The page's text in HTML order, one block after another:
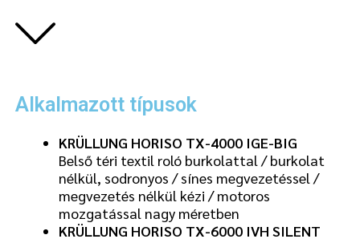
Alkalmazott típusok
KRÜLLUNG HORISO TX-4000 IGE-BIG
Belső téri textil roló burkolattal / burkolat
nélkül, sodronyos / sínes megvezetéssel /
megvezetés nélkül kézi / motoros
mozgatással nagy méretben
KRÜLLUNG HORISO TX-6000 IVH SILENT